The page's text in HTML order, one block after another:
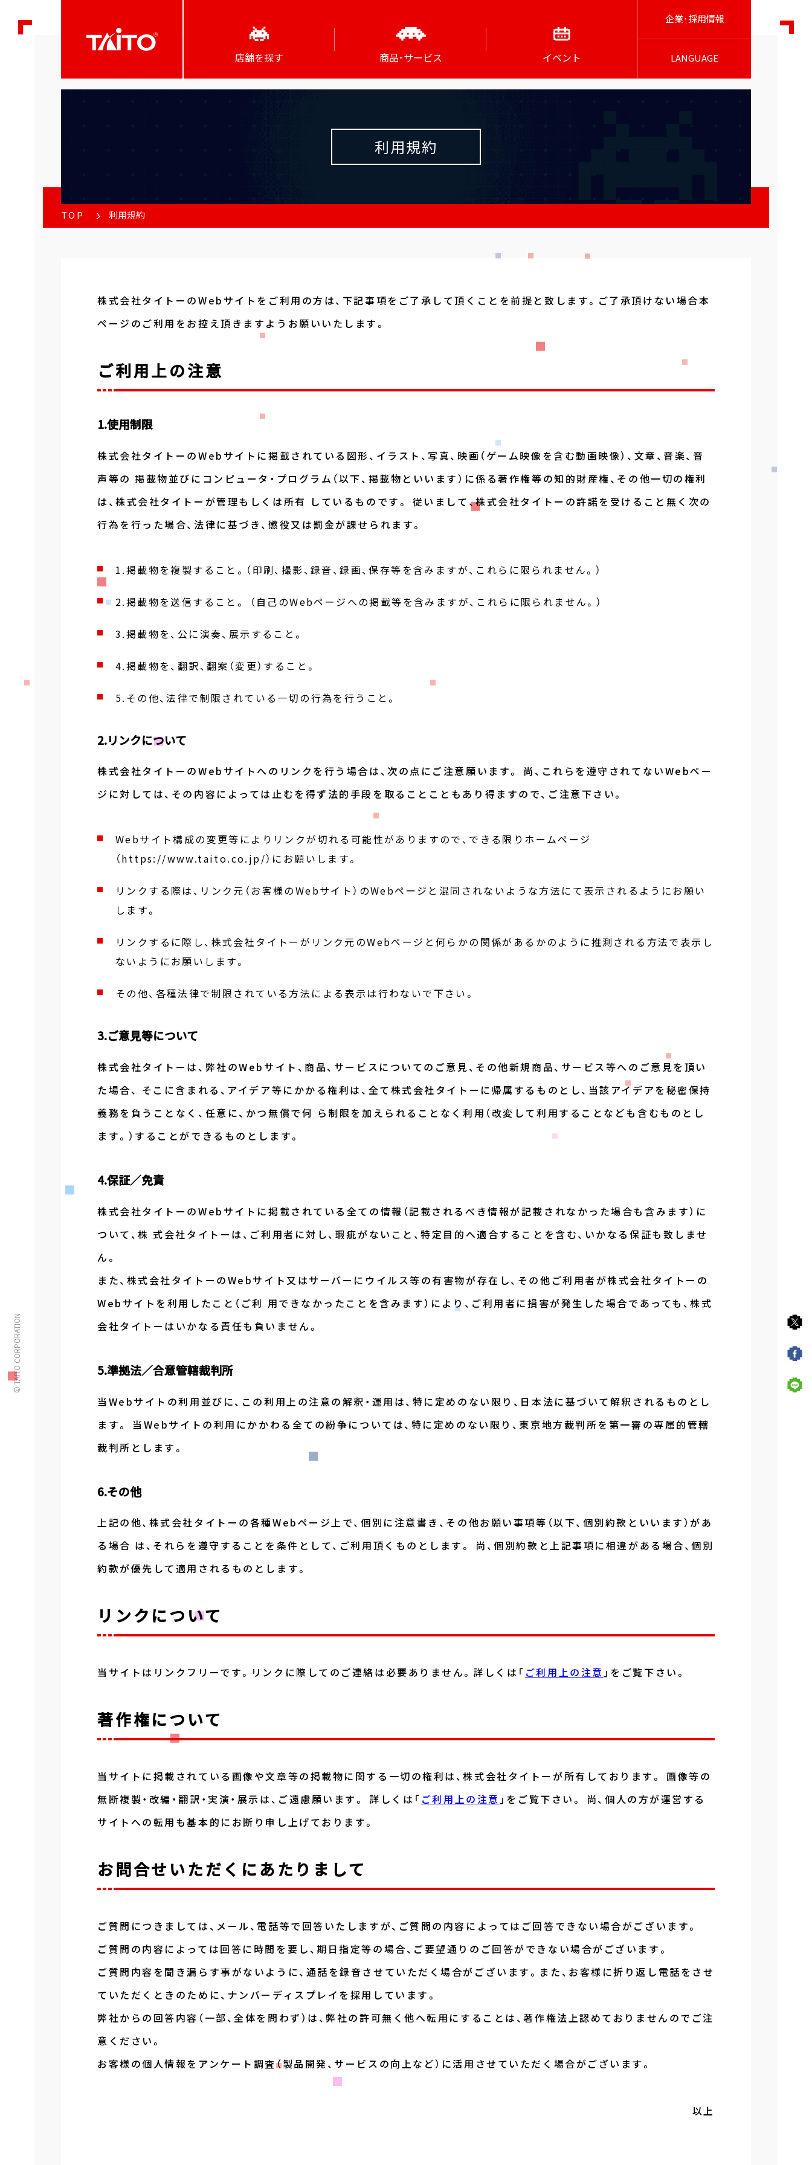
店舗を探す 商品･サービス イベント
企業･採用情報
LANGUAGE
© TAITO CORPORATION
利用規約
TOP 利用規約
株式会社タイトーのWebサイトをご利用の方は、下記事項をご了承して頂くことを前提と致します。ご了承頂けない場合本
ページのご利用をお控え頂きますようお願いいたします。
ご利用上の注意
1.使用制限
株式会社タイトーのWebサイトに掲載されている図形、イラスト、写真、映画（ゲーム映像を含む動画映像）、文章、音楽、音
声等の 掲載物並びにコンピュータ・プログラム（以下、掲載物といいます）に係る著作権等の知的財産権、その他一切の権利
は、株式会社タイトーが管理もしくは所有 しているものです。 従いまして、株式会社タイトーの許諾を受けること無く次の
行為を行った場合、法律に基づき、懲役又は罰金が課せられます。
1.掲載物を複製すること。（印刷、撮影、録音、録画、保存等を含みますが、これらに限られません。）
2.掲載物を送信すること。 （自己のWebページへの掲載等を含みますが、これらに限られません。）
3.掲載物を、公に演奏、展示すること。
4.掲載物を、翻訳、翻案（変更）すること。
5.その他、法律で制限されている一切の行為を行うこと。
2.リンクについて
株式会社タイトーのWebサイトへのリンクを行う場合は、次の点にご注意願います。 尚、これらを遵守されてないWebペー
ジに対しては、その内容によっては止むを得ず法的手段を取ることこともあり得ますので、ご注意下さい。
Webサイト構成の変更等によりリンクが切れる可能性がありますので、できる限りホームページ
（https://www.taito.co.jp/）にお願いします。
リンクする際は、リンク元（お客様のWebサイト）のWebページと混同されないような方法にて表示されるようにお願い
します。
リンクするに際し、株式会社タイトーがリンク元のWebページと何らかの関係があるかのように推測される方法で表示し
ないようにお願いします。
その他、各種法律で制限されている方法による表示は行わないで下さい。
3.ご意見等について
株式会社タイトーは、弊社のWebサイト、商品、サービスについてのご意見、その他新規商品、サービス等へのご意見を頂い
た場合、 そこに含まれる、アイデア等にかかる権利は、全て株式会社タイトーに帰属するものとし、当該アイデアを秘密保持
義務を負うことなく、任意に、かつ無償で何 ら制限を加えられることなく利用（改変して利用することなども含むものとし
ます。）することができるものとします。
4.保証／免責
株式会社タイトーのWebサイトに掲載されている全ての情報（記載されるべき情報が記載されなかった場合も含みます）に
ついて、株 式会社タイトーは、ご利用者に対し、瑕疵がないこと、特定目的へ適合することを含む、いかなる保証も致しませ
ん。
また、株式会社タイトーのWebサイト又はサーバーにウイルス等の有害物が存在し、その他ご利用者が株式会社タイトーの
Webサイトを利用したこと（ご利 用できなかったことを含みます）により、ご利用者に損害が発生した場合であっても、株式
会社タイトーはいかなる責任も負いません。
5.準拠法／合意管轄裁判所
当Webサイトの利用並びに、この利用上の注意の解釈・運用は、特に定めのない限り、日本法に基づいて解釈されるものとし
ます。 当Webサイトの利用にかかわる全ての紛争については、特に定めのない限り、東京地方裁判所を第一審の専属的管轄
裁判所とします。
6.その他
上記の他、株式会社タイトーの各種Webページ上で、個別に注意書き、その他お願い事項等（以下、個別約款といいます）があ
る場合 は、それらを遵守することを条件として、ご利用頂くものとします。 尚、個別約款と上記事項に相違がある場合、個別
約款が優先して適用されるものとします。
リンクについて
当サイトはリンクフリーです。リンクに際してのご連絡は必要ありません。詳しくは「 ご利用上の注意 」をご覧下さい。
著作権について
当サイトに掲載されている画像や文章等の掲載物に関する一切の権利は、株式会社タイトーが所有しております。 画像等の
無断複製・改編・翻訳・実演・展示は、ご遠慮願います。 詳しくは「 ご利用上の注意 」をご覧下さい。 尚、個人の方が運営する
サイトへの転用も基本的にお断り申し上げております。
お問合せいただくにあたりまして
ご質問につきましては、メール、電話等で回答いたしますが、ご質問の内容によってはご回答できない場合がございます。
ご質問の内容によっては回答に時間を要し、期日指定等の場合、ご要望通りのご回答ができない場合がございます。
ご質問内容を聞き漏らす事がないように、通話を録音させていただく場合がございます。また、お客様に折り返し電話をさせ
ていただくときのために、ナンバーディスプレイを採用しています。
弊社からの回答内容（一部、全体を問わず）は、弊社の許可無く他へ転用にすることは、著作権法上認めておりませんのでご注
意ください。
お客様の個人情報をアンケート調査（製品開発、サービスの向上など）に活用させていただく場合がございます。
以上